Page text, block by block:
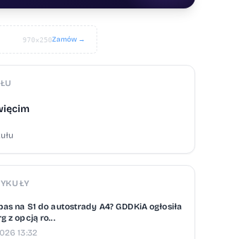
970×250Zamów →
na S1 do autostrady A4? GDDKiA ogłosiła
z opcją ro...
13:32